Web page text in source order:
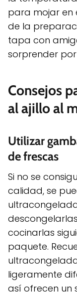
para mojar en
de la
tapa con
sorprender
Consejos
al ajillo al
Utilizar
de frescas
Si no se
calidad, se
cocinarlas
paquete.
ligeramente
así ofrecen un